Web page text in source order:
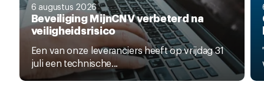
6 augustus 2026
Beveiliging MijnCNV verbeterd na
veiligheidsrisico
Een van onze leveranciers heeft op vrijdag 31
juli een technische...